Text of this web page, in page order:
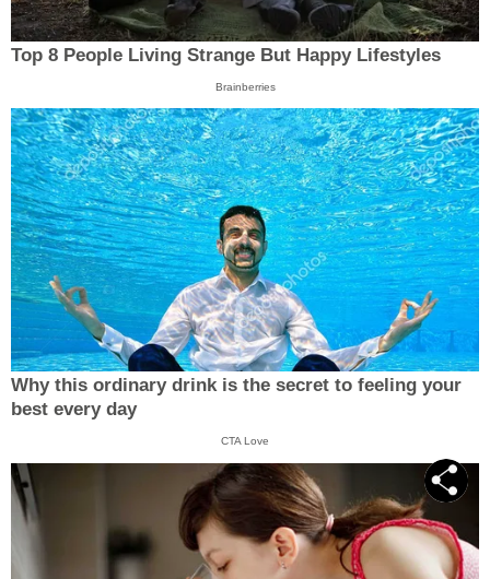
Top 8 People Living Strange But Happy Lifestyles
Brainberries
Why this ordinary drink is the secret to feeling your
best every day
CTA Love